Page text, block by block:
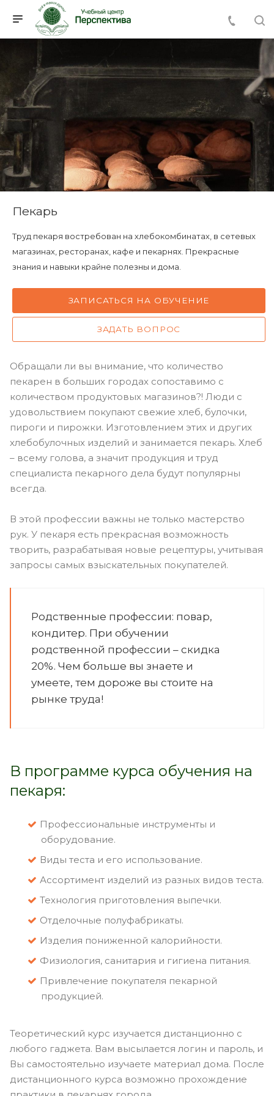
Пекарь
Труд пекаря востребован на хлебокомбинатах, в сетевых
магазинах, ресторанах, кафе и пекарнях. Прекрасные
знания и навыки крайне полезны и дома.
ЗАПИСАТЬСЯ НА ОБУЧЕНИЕ
ЗАДАТЬ ВОПРОС
Обращали ли вы внимание, что количество
пекарен в больших городах сопоставимо с
количеством продуктовых магазинов?! Люди с
удовольствием покупают свежие хлеб, булочки,
пироги и пирожки. Изготовлением этих и других
хлебобулочных изделий и занимается пекарь. Хлеб
– всему голова, а значит продукция и труд
специалиста пекарного дела будут популярны
всегда.
В этой профессии важны не только мастерство
рук. У пекаря есть прекрасная возможность
творить, разрабатывая новые рецептуры, учитывая
запросы самых взыскательных покупателей.
Родственные профессии: повар,
кондитер. При обучении
родственной профессии – скидка
20%. Чем больше вы знаете и
умеете, тем дороже вы стоите на
рынке труда!
В программе курса обучения на
пекаря:
Профессиональные инструменты и
оборудование.
Виды теста и его использование.
Ассортимент изделий из разных видов теста.
Технология приготовления выпечки.
Отделочные полуфабрикаты.
Изделия пониженной калорийности.
Физиология, санитария и гигиена питания.
Привлечение покупателя пекарной
продукцией.
Теоретический курс изучается дистанционно с
любого гаджета. Вам высылается логин и пароль, и
Вы самостоятельно изучаете материал дома. После
дистанционного курса возможно прохождение